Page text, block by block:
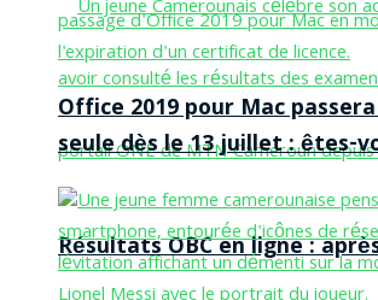
Résultats OBC en ligne :
Office 2019 pour Mac
seule dès le 13 juillet : êtes-